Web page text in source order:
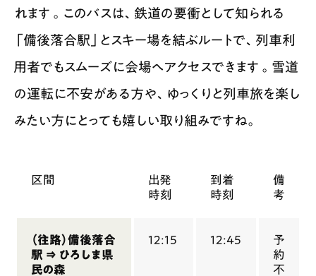
れます 。このバスは、鉄道の要衝として知られる
「備後落合駅」とスキー場を結ぶルートで、列車利
用者でもスムーズに会場へアクセスできます 。雪道
の運転に不安がある方や、ゆっくりと列車旅を楽し
みたい方にとっても嬉しい取り組みですね。
区間
出発
時刻
到着
時刻
備
考
（往路）備後落合
駅 ⇒ ひろしま県
民の森
12:15 12:45
予
約
不